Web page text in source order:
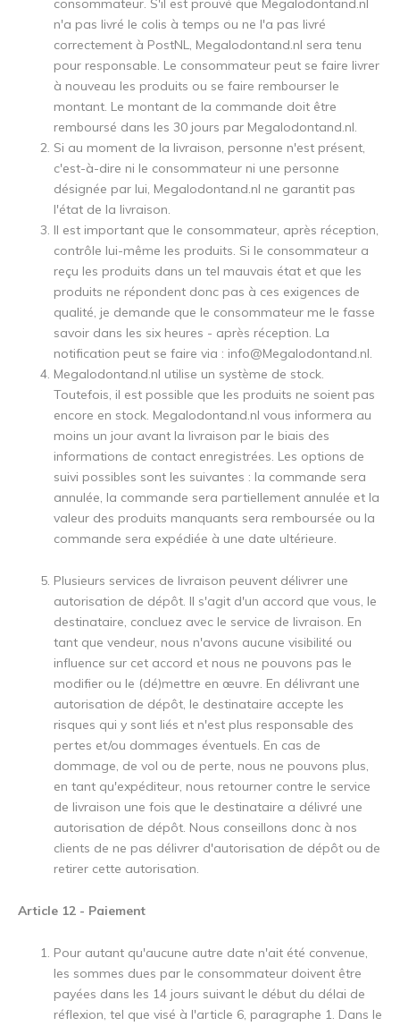
consommateur. S'il est prouvé que Megalodontand.nl
n'a pas livré le colis à temps ou ne l'a pas livré
correctement à PostNL, Megalodontand.nl sera tenu
pour responsable. Le consommateur peut se faire livrer
à nouveau les produits ou se faire rembourser le
montant. Le montant de la commande doit être
remboursé dans les 30 jours par Megalodontand.nl.
Si au moment de la livraison, personne n'est présent,
c'est-à-dire ni le consommateur ni une personne
désignée par lui, Megalodontand.nl ne garantit pas
l'état de la livraison.
Il est important que le consommateur, après réception,
contrôle lui-même les produits. Si le consommateur a
reçu les produits dans un tel mauvais état et que les
produits ne répondent donc pas à ces exigences de
qualité, je demande que le consommateur me le fasse
savoir dans les six heures - après réception. La
notification peut se faire via : info@Megalodontand.nl.
Megalodontand.nl utilise un système de stock.
Toutefois, il est possible que les produits ne soient pas
encore en stock. Megalodontand.nl vous informera au
moins un jour avant la livraison par le biais des
informations de contact enregistrées. Les options de
suivi possibles sont les suivantes : la commande sera
annulée, la commande sera partiellement annulée et la
valeur des produits manquants sera remboursée ou la
commande sera expédiée à une date ultérieure.
Plusieurs services de livraison peuvent délivrer une
autorisation de dépôt. Il s'agit d'un accord que vous, le
destinataire, concluez avec le service de livraison. En
tant que vendeur, nous n'avons aucune visibilité ou
influence sur cet accord et nous ne pouvons pas le
modifier ou le (dé)mettre en œuvre. En délivrant une
autorisation de dépôt, le destinataire accepte les
risques qui y sont liés et n'est plus responsable des
pertes et/ou dommages éventuels. En cas de
dommage, de vol ou de perte, nous ne pouvons plus,
en tant qu'expéditeur, nous retourner contre le service
de livraison une fois que le destinataire a délivré une
autorisation de dépôt. Nous conseillons donc à nos
clients de ne pas délivrer d'autorisation de dépôt ou de
retirer cette autorisation.
Article 12 - Paiement
Pour autant qu'aucune autre date n'ait été convenue,
les sommes dues par le consommateur doivent être
payées dans les 14 jours suivant le début du délai de
réflexion, tel que visé à l'article 6, paragraphe 1. Dans le